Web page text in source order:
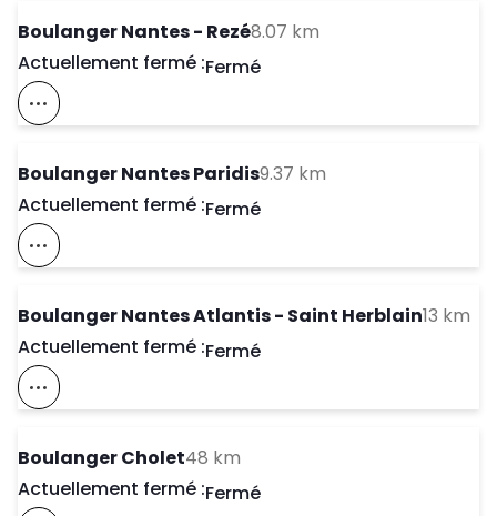
Boulanger Nantes - Rezé8.07 km
Actuellement fermé :Day of the Week
Fermé
Voir Ce Magasin Sur La Carte
Boulanger Nantes Paridis9.37 km
Actuellement fermé :Day of the Week
Fermé
Voir Ce Magasin Sur La Carte
Boulanger Nantes Atlantis - Saint Herblain13 km
Actuellement fermé :Day of the Week
Fermé
Voir Ce Magasin Sur La Carte
Boulanger Cholet48 km
Actuellement fermé :Day of the Week
Fermé